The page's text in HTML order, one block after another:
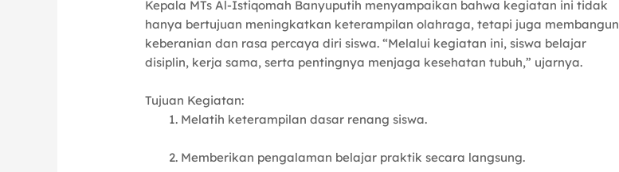
Kepala MTs Al-Istiqomah Banyuputih menyampaikan bahwa kegiatan ini tidak
hanya bertujuan meningkatkan keterampilan olahraga, tetapi juga membangun
keberanian dan rasa percaya diri siswa. “Melalui kegiatan ini, siswa belajar
disiplin, kerja sama, serta pentingnya menjaga kesehatan tubuh,” ujarnya.
Tujuan Kegiatan:
Melatih keterampilan dasar renang siswa.
Memberikan pengalaman belajar praktik secara langsung.